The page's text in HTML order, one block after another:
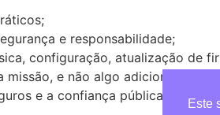
e responsabilidade;
configuração, atualização de
e não algo adicional ou
e a confiança pública intacta.
Este